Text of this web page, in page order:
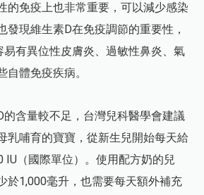
的免疫上也非常重要，可以減少感染
發現維生素D在免疫調節的重要性，
易有異位性皮膚炎、過敏性鼻炎、氣
自體免疫疾病。
的含量較不足，台灣兒科醫學會建議
乳哺育的寶寶，從新生兒開始每天給
IU（國際單位）。使用配方奶的兒
於1,000毫升，也需要每天額外補充